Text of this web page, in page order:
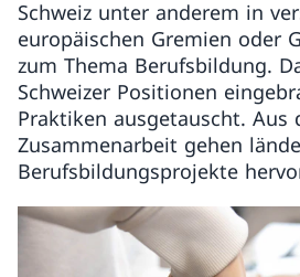
Schweiz unter anderem in
europäischen Gremien oder
zum Thema Berufsbildung.
Schweizer Positionen
Praktiken ausgetauscht. Aus
Zusammenarbeit gehen
Berufsbildungsprojekte